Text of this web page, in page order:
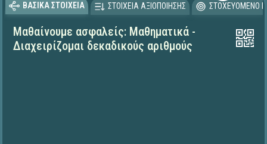
ΒΑΣΙΚΑ ΣΤΟΙΧΕΙΑ ΣΤΟΙΧΕΙΑ ΑΞΙΟΠΟΙΗΣΗΣ ΣΤΟΧΕΥΟΜΕΝΟ
Μαθαίνουμε ασφαλείς: Μαθηματικά -
Διαχειρίζομαι δεκαδικούς αριθμούς